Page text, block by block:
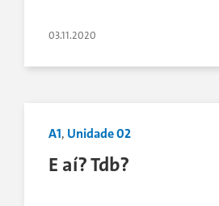
03.11.2020
A1, Unidade 02
E aí? Tdb?